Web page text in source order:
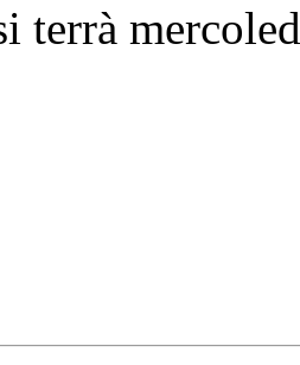
terrà